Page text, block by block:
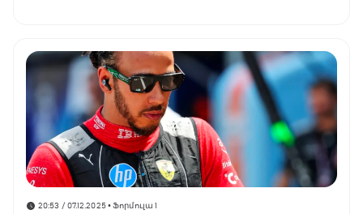
20:53 / 07.12.2025• Ֆորմուլա 1